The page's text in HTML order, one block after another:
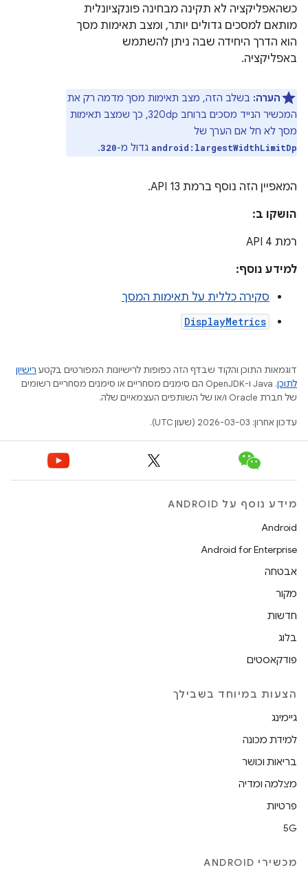
כשהאפליקציה לא תקינה מבחינה פונקציונלית
מותאם למסכים גדולים יותר, ומצב תאימות מסך
הוא הדרך היחידה שבה ניתן להשתמש
באפליקציה.
הערה: בשלב הזה, מצב תאימות מסך מדמה רק את
המכשיר הנייד מסכים ברוחב 320dp, כך שמצב תאימות
מסך לא חל אם הערך של
android:largestWidthLimitDp גדול מ-320
.
המאפיין הזה נוסף ברמת API 13.
הושקו ב:
רמת API 4
למידע נוסף:
סקירה כללית על תאימות המסך
DisplayMetrics
דוגמאות התוכן והקוד שבדף הזה כפופות לרישיונות המפורטים בקטע רישיון
לתוכן
.‏ Java ו-OpenJDK הם סימנים מסחריים או סימנים מסחריים רשומים
של חברת Oracle ו/או של השותפים העצמאיים שלה.
עדכון אחרון: 2026-03-03 (שעון UTC).
מידע נוסף על ANDROID
Android
Android for Enterprise
אבטחה
מקור
חדשות
בלוג
פודקאסטים
הצעות במיוחד בשבילך
גיימינג
למידת מכונה
בריאות וכושר
מצלמה ומדיה
פרטיות
5G
מכשירי ANDROID